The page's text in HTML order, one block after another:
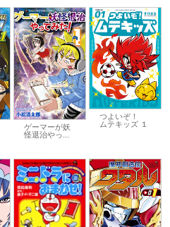
ゲーマーが妖
怪退治やっ...
つよいぞ！
ムテキッズ １